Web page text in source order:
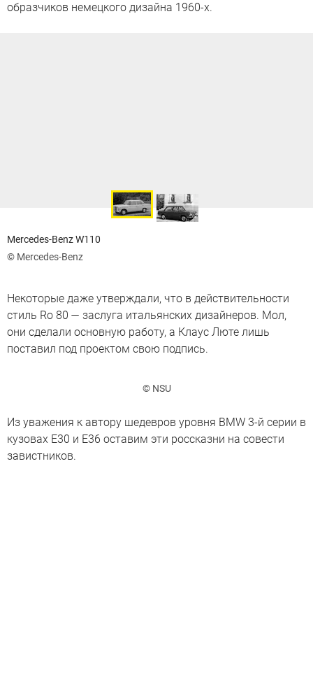
образчиков немецкого дизайна 1960-х.
Mercedes-Benz W110
© Mercedes-Benz
Некоторые даже утверждали, что в действительности
стиль Ro 80 — заслуга итальянских дизайнеров. Мол,
они сделали основную работу, а Клаус Люте лишь
поставил под проектом свою подпись.
© NSU
Из уважения к автору шедевров уровня BMW 3-й серии в
кузовах E30 и E36 оставим эти россказни на совести
завистников.